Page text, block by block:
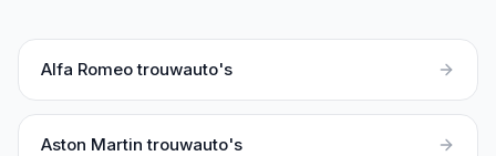
Alfa Romeotrouwauto's
Aston Martin trouwauto's